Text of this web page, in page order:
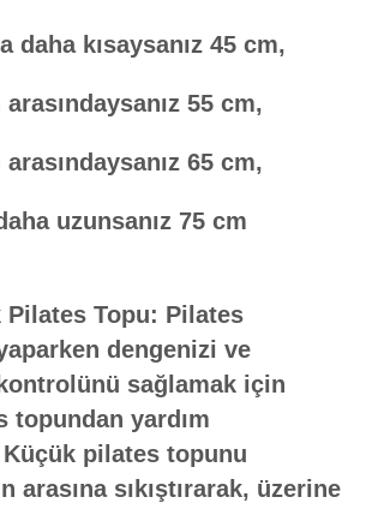
daha kısaysanız 45 cm,
arasındaysanız 55 cm,
arasındaysanız 65 cm,
uzunsanız 75 cm
Topu: Pilates
dengenizi ve
kontrolünü sağlamak için
topundan yardım
pilates topunu
arasına sıkıştırarak, üzerine